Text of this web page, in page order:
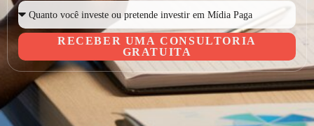
RECEBER UMA CONSULTORIA
GRATUITA